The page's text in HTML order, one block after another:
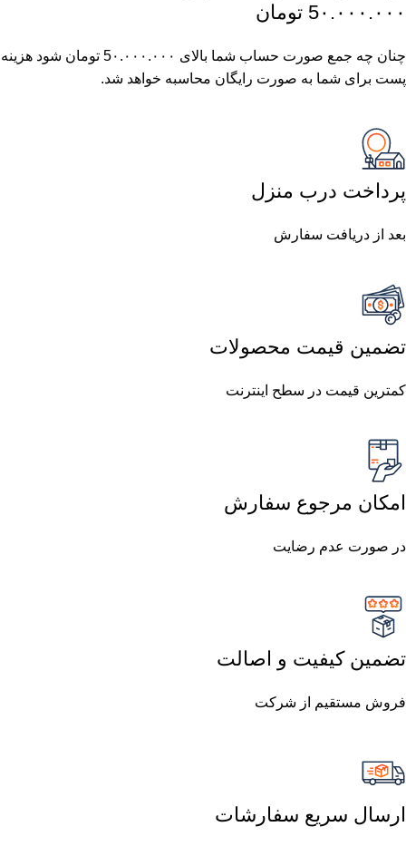
5٠.٠٠٠.٠٠٠ تومان
چنان چه جمع صورت حساب شما بالای 5٠.٠٠٠.٠٠٠ تومان شود هزینه
پست برای شما به صورت رایگان محاسبه خواهد شد.
پرداخت درب منزل
بعد از دریافت سفارش
تضمین قیمت محصولات
کمترین قیمت در سطح اینترنت
امکان مرجوع سفارش
در صورت عدم رضایت
تضمین کیفیت و اصالت
فروش مستقیم از شرکت
ارسال سریع سفارشات